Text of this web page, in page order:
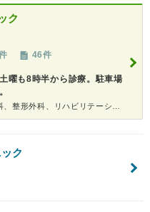
ク
46件
曜も8時半から診療。駐車場
ク